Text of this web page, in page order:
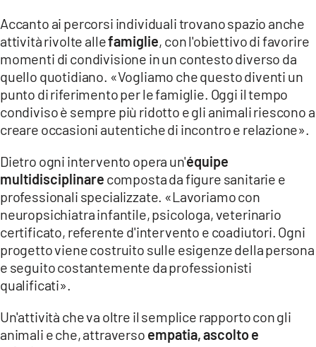
Accanto ai percorsi individuali trovano spazio anche
attività rivolte allefamiglie, con l'obiettivo di favorire
momenti di condivisione in un contesto diverso da
quello quotidiano. «Vogliamo che questo diventi un
punto di riferimento per le famiglie. Oggi il tempo
condiviso è sempre più ridotto e gli animali riescono a
creare occasioni autentiche di incontro e relazione».
Dietro ogni intervento opera un'équipe
multidisciplinare composta da figure sanitarie e
professionali specializzate. «Lavoriamo con
neuropsichiatra infantile, psicologa, veterinario
certificato, referente d'intervento e coadiutori. Ogni
progetto viene costruito sulle esigenze della persona
e seguito costantemente da professionisti
qualificati».
Un'attività che va oltre il semplice rapporto con gli
animali e che, attraverso empatia, ascolto e